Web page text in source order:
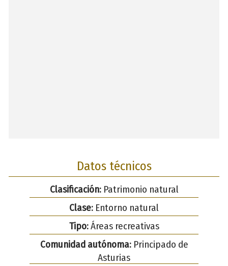
Datos técnicos
Clasificación:Patrimonio natural
Clase: Entorno natural
Tipo:Áreas recreativas
Comunidad autónoma:Principado de
Asturias